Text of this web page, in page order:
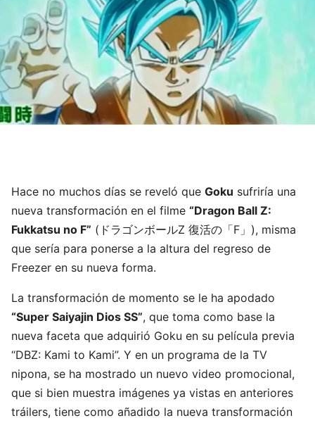
Hace no muchos días se reveló que Goku sufriría una
nueva transformación en el filme “Dragon Ball Z:
Fukkatsu no F” (ドラゴンボールZ 復活の「F」), misma
que sería para ponerse a la altura del regreso de
Freezer en su nueva forma.
La transformación de momento se le ha apodado
“Super Saiyajin Dios SS”, que toma como base la
nueva faceta que adquirió Goku en su película previa
“DBZ: Kami to Kami”. Y en un programa de la TV
nipona, se ha mostrado un nuevo video promocional,
que si bien muestra imágenes ya vistas en anteriores
tráilers, tiene como añadido la nueva transformación